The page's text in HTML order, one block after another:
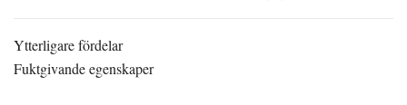
Ytterligare fördelar
Fuktgivande egenskaper